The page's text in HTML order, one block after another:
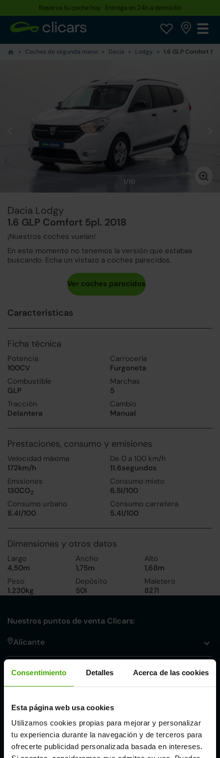
Consentimiento Detalles Acerca de las cookies
Esta página web usa cookies
Utilizamos cookies propias para mejorar y personalizar
tu experiencia durante la navegación y de terceros para
ofrecerte publicidad personalizada basada en intereses.
Reserva tu coche hoy · Entrega en 24h a domicilio
Coches de segunda mano Dacia Lodgy 1.6 GLP Comfort 5pl.
1/10
Dacia Lodgy
1.6 GLP Comfort 5pl. 2018
¡Nuestros coches vuelan!
En este momento no tenemos la versión que estabas
buscando. Echa un vistazo a coches parecidos.
Características
Ficha técnica
Potencia
100CV
Carrocería
Furgoneta
Combustible
GLP
Marchas
5
Tracción
Delantera
Cambio
Manual
Prestaciones, consumo y emisiones
Velocidad máxima
172km/h
De 0 a 100 km/h
11.6segundos
Emisiones
130CO2
Consumo mixto
6.5l/100
Consumo urbano
8.4l/100
Consumo carretera
5.4l/100
Dimensiones y otros datos
Largo
4,50m
Ancho
1,75m
Alto
1,68m
Peso
1.230kg
Depósito
50l
Maletero
827l
Nuestros puntos de venta Clicars:
Alicante
Córdoba
Madrid
Málaga